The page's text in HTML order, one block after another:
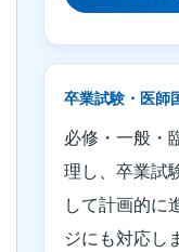
卒業試験・医師
必修・一般・
理し、卒業試
して計画的に
ジにも対応し